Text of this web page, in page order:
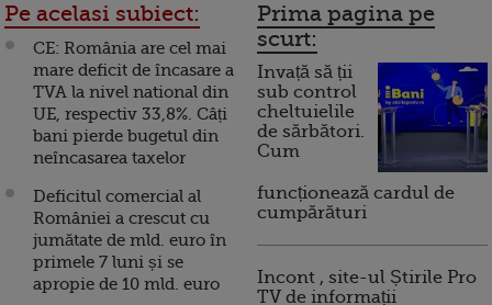
Pe acelasi subiect:
CE: România are cel mai
mare deficit de încasare a
TVA la nivel national din
UE, respectiv 33,8%. Câți
bani pierde bugetul din
neîncasarea taxelor
Deficitul comercial al
României a crescut cu
jumătate de mld. euro în
primele 7 luni și se
apropie de 10 mld. euro
Prima pagina pe
scurt:
Invață să ții
sub control
cheltuielile
de sărbători.
Cum
funcționează cardul de
cumpărături
Incont , site-ul Știrile Pro
TV de informații